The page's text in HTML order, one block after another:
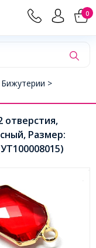
0
>
отверстия,
Размер: